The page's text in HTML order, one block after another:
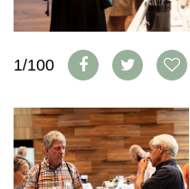
ABO
ARCHIV
BÜCHER
WEINSZENE
PORTRAITS
VINOPHILES
ARCHIV
ANMELDEN
AWARDS
VORTEILSWELT
TRINKREIFETABELLE
ABO
1/100